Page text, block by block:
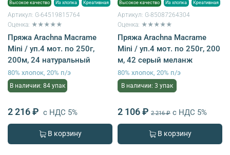
Высокое качество Из хлопка Креативная
Артикул: G-64519815764
Оценка: ★★★★★
Пряжа Arachna Macrame
Mini / уп.4 мот. по 250г,
200м, 24 натуральный
80% хлопок, 20% п/э
В наличии: 84 упак
2 216 ₽ с НДС 5%
В корзину
Высокое качество Из хлопка Креативная
Артикул: G-85087264304
Оценка: ★★★★★
Пряжа Arachna Macrame
Mini / уп.4 мот. по 250г, 200
м, 42 серый меланж
80% хлопок, 20% п/э
В наличии: 3 упак
2 106 ₽ 2 216 ₽ с НДС 5%
В корзину